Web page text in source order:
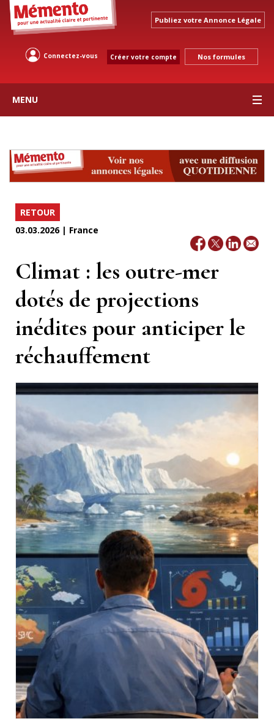
Publiez votre Annonce Légale
Connectez-vous Créer votre compte Nos formules
MENU
RETOUR
03.03.2026 | France
Climat : les outre-mer
dotés de projections
inédites pour anticiper le
réchauffement